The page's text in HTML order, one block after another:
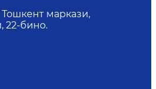
маркази,
22-бино.